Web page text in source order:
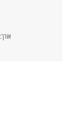
אורך: 21 ס”מ | רוחב: 18 ס”מ | עומק: 7 ס”מ